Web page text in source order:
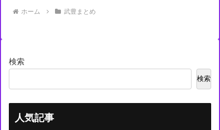
ホーム 武豊まとめ
検索
検索
人気記事